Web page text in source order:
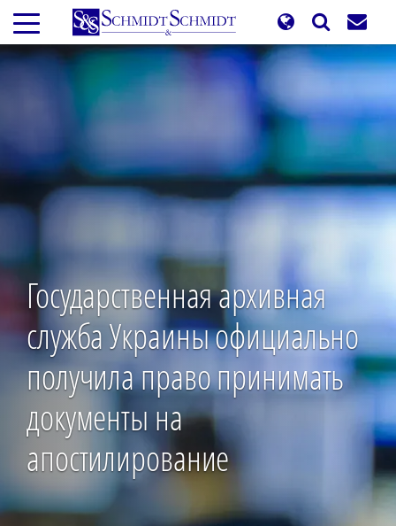
Перейти
основному
содержанию
Государственная архивная
служба Украины официально
получила право принимать
документы на
апостилирование